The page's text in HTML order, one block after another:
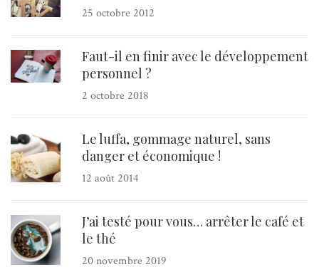
25 octobre 2012
Faut-il en finir avec le développement
personnel ?
2 octobre 2018
Le luffa, gommage naturel, sans
danger et économique !
12 août 2014
J’ai testé pour vous… arrêter le café et
le thé
20 novembre 2019